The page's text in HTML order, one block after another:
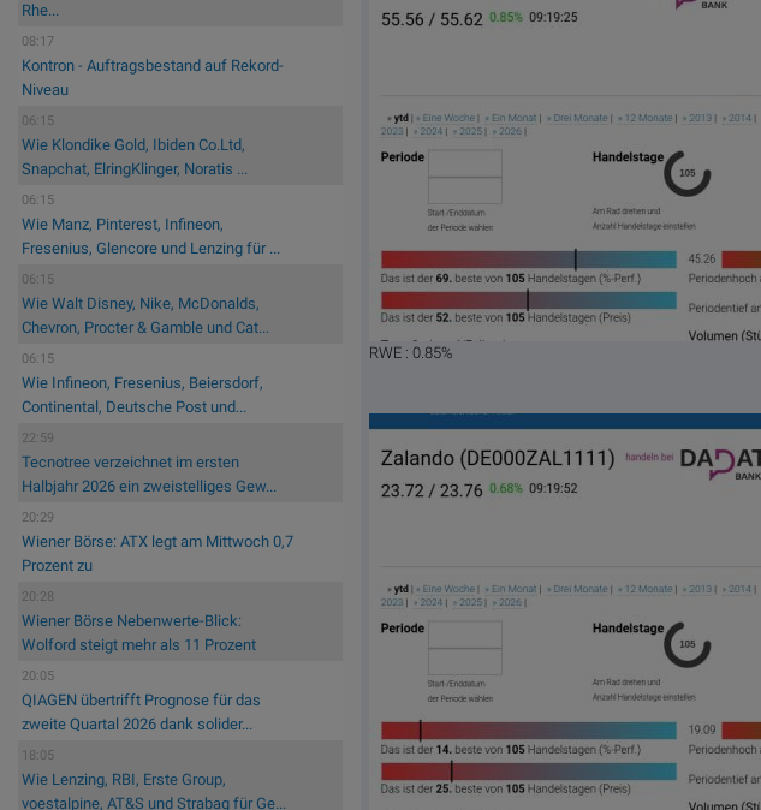
Rhe...
08:17
Kontron - Auftragsbestand auf Rekord-
Niveau
06:15
Wie Klondike Gold, Ibiden Co.Ltd,
Snapchat, ElringKlinger, Noratis ...
06:15
Wie Manz, Pinterest, Infineon,
Fresenius, Glencore und Lenzing für ...
06:15
Wie Walt Disney, Nike, McDonalds,
Chevron, Procter & Gamble und Cat...
06:15
Wie Infineon, Fresenius, Beiersdorf,
Continental, Deutsche Post und...
22:59
Tecnotree verzeichnet im ersten
Halbjahr 2026 ein zweistelliges Gew...
20:29
Wiener Börse: ATX legt am Mittwoch 0,7
Prozent zu
20:28
Wiener Börse Nebenwerte-Blick:
Wolford steigt mehr als 11 Prozent
20:05
QIAGEN übertrifft Prognose für das
zweite Quartal 2026 dank solider...
18:05
Wie Lenzing, RBI, Erste Group,
voestalpine, AT&S und Strabag für Ge...
RWE : 0.85%